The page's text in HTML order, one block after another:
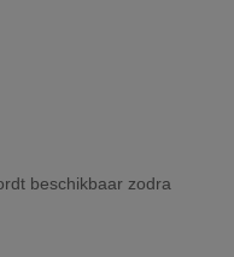
beschikbaar zodra